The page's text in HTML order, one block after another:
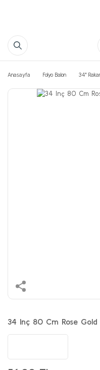
Anasayfa Folyo Balon 34''
34 Inç 80 Cm Rose Gold